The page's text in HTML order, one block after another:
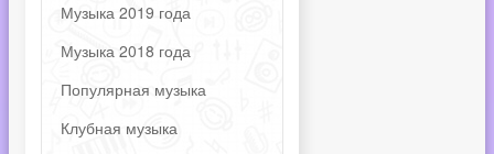
Музыка 2019 года
Музыка 2018 года
Популярная музыка
Клубная музыка